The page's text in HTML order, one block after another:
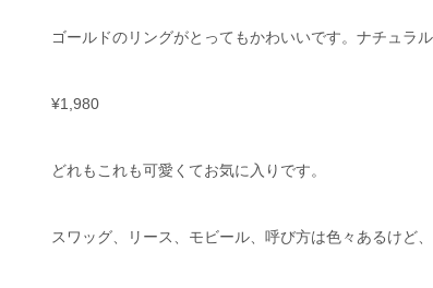
ゴールドのリングがとってもかわいいです。ナチュ
¥1,980
どれもこれも可愛くてお気に入りです。
スワッグ、リース、モビール、呼び方は色々あるけど